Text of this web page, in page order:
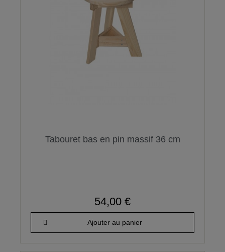
Tabouret bas en pin massif 36 cm
54,00 €
Ajouter au panier